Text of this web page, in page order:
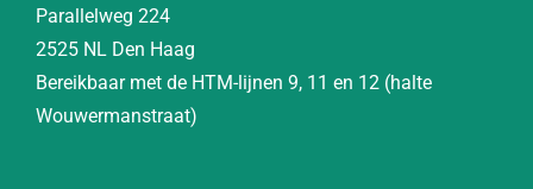
Parallelweg 224
2525 NL Den Haag
Bereikbaar met de HTM-lijnen 9, 11 en 12 (halte
Wouwermanstraat)